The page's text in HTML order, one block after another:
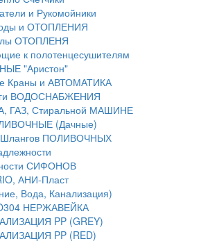
и Рукомойники
и ОТОПЛЕНИЯ
ОТОПЛЕНЯ
к полотенцесушителям
"Аристон"
Краны и АВТОМАТИКА
ВОДОСНАБЖЕНИЯ
ГАЗ, Стиральной МАШИНЕ
(Дачные)
Шлангов ПОЛИВОЧНЫХ
СИФОНОВ
АНИ-Пласт
Вода, Канализация)
НЕРЖАВЕЙКА
PP (GREY)
PP (RED)